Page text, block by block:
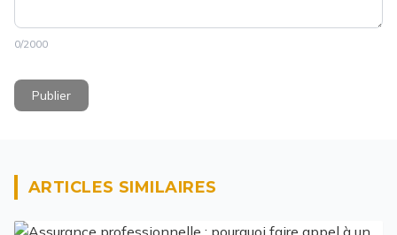
0/2000
Publier
ARTICLES SIMILAIRES